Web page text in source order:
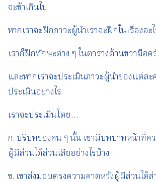
จะช้าเกินไป
หากเราจะฝึกภาวะผู้นำเราจะฝึกในเรื่องอะ
เราก็ฝึกทักษะต่าง ๆ ในตารางด้านขวามือค
และหากเราจะประเมินภาวะผู้นำของแต่ละ
ประเมินอย่างไร
เราจะประเมินโดย…
ก. บริบทของคน ๆ นั้น เขามีบทบาทหน้าที่
ผู้มีส่วนได้ส่วนเสียอย่างไรบ้าง
ข. เขาส่งมอบตรงความคาดหวังผู้มีส่วนได้ส่